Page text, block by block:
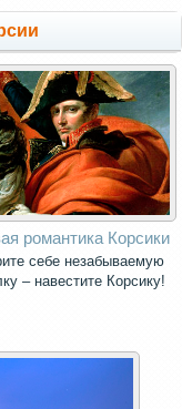
романтика Корсики
себе незабываемую
– навестите Корсику!